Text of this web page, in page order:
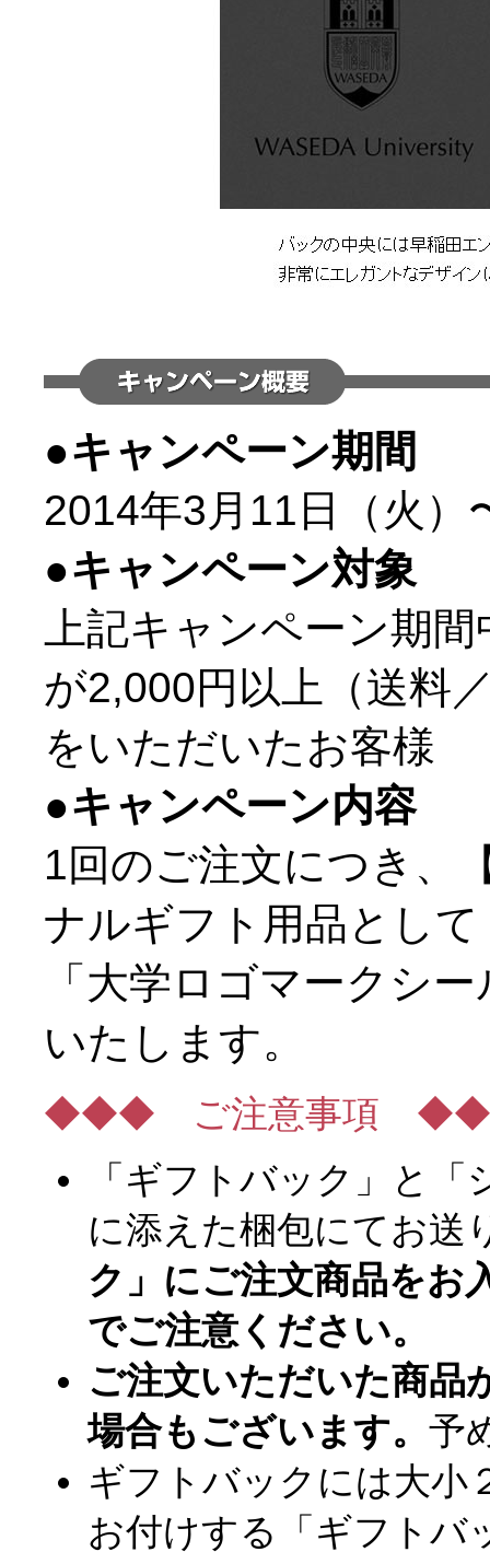
●キャンペーン期間
2014年3月11日（火）
●キャンペーン対象
上記キャンペーン期
が2,000円以上（送料
をいただいたお客様
●キャンペーン内容
1回のご注文につき、
ナルギフト用品とし
「大学ロゴマークシ
いたします。
◆◆◆ ご注意事項
「ギフトバック」と
に添えた梱包にてお送
ク」にご注文商品をお
でご注意ください。
ご注文いただいた商品
場合もございます。 予
ギフトバックには大小
お付けする「ギフトバ